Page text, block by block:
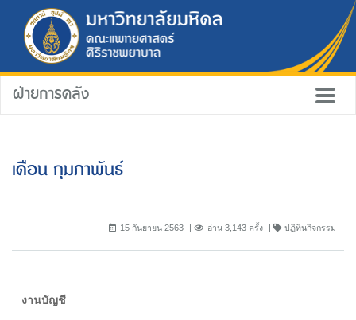
ฝ่ายการคลัง
เดือน กุมภาพันธ์
15 กันยายน 2563 อ่าน 3,143 ครั้ง ปฏิทินกิจกรรม
งานบัญชี